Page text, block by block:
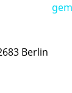
Berlin